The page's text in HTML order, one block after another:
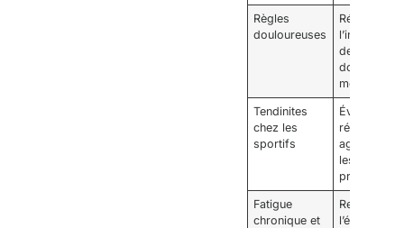
Règles
douloureuses
Réduire
l’intensité
des
douleurs
Tendinites
chez les
sportifs
Éviter la
récidive en
agissant
les causes
profondes
Fatigue
chronique et
Restaurer
l’équilibre